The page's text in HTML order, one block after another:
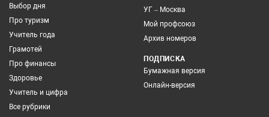
Выбор дня
Про туризм
Учитель года
Грамотей
Про финансы
Здоровье
Учитель и цифра
Все рубрики
УГ – Москва
Мой профсоюз
Архив номеров
ПОДПИСКА
Бумажная версия
Онлайн-версия